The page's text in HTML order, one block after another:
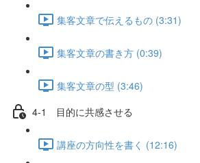
集客文章で伝えるもの (3:31)
集客文章の書き方 (0:39)
集客文章の型 (3:46)
4-1 目的に共感させる
講座の方向性を書く (12:16)